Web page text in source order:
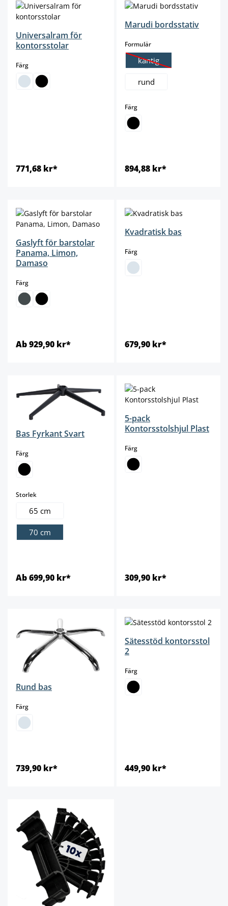
Universalram för
kontorsstolar
Färgselect
771,68 kr*
Marudi bordsstativ
Formulärselect
kantig
(Det här alternativet är
rund
Färgselect
894,88 kr*
Gaslyft för barstolar
Panama, Limon,
Damaso
Färgselect
Ab 929,90 kr*
Kvadratisk bas
Färgselect
679,90 kr*
Bas Fyrkant Svart
Färgselect
Storlek
65 cm
70 cm
Ab 699,90 kr*
5-pack
Kontorsstolshjul Plast
Färgselect
309,90 kr*
Rund bas
Färgselect
739,90 kr*
Sätesstöd kontorsstol
2
Färgselect
449,90 kr*